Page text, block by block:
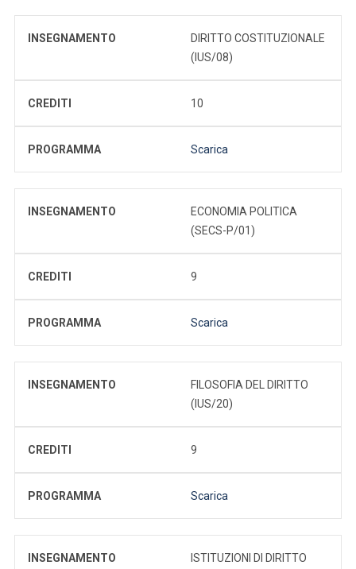
INSEGNAMENTO
DIRITTO COSTITUZIONALE
(IUS/08)
CREDITI 10
PROGRAMMA Scarica
INSEGNAMENTO
ECONOMIA POLITICA
(SECS-P/01)
CREDITI 9
PROGRAMMA Scarica
INSEGNAMENTO
FILOSOFIA DEL DIRITTO
(IUS/20)
CREDITI 9
PROGRAMMA Scarica
INSEGNAMENTO
ISTITUZIONI DI DIRITTO